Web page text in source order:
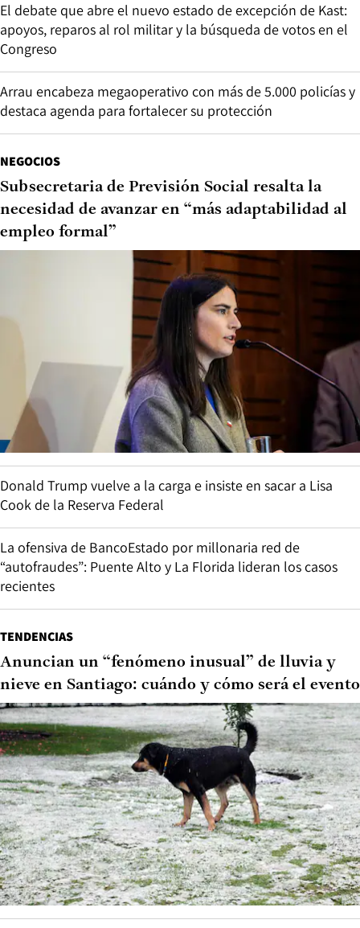
El debate que abre el nuevo estado de excepción de Kast:
apoyos, reparos al rol militar y la búsqueda de votos en el
Congreso
Arrau encabeza megaoperativo con más de 5.000 policías y
destaca agenda para fortalecer su protección
NEGOCIOS
Subsecretaria de Previsión Social resalta la
necesidad de avanzar en “más adaptabilidad al
empleo formal”
Donald Trump vuelve a la carga e insiste en sacar a Lisa
Cook de la Reserva Federal
La ofensiva de BancoEstado por millonaria red de
“autofraudes”: Puente Alto y La Florida lideran los casos
recientes
TENDENCIAS
Anuncian un “fenómeno inusual” de lluvia y
nieve en Santiago: cuándo y cómo será el evento